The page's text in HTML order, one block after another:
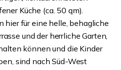
Küche (ca. 50 qm).
hier für eine helle, behagliche
und der herrliche Garten,
können und die Kinder
sind nach Süd-West